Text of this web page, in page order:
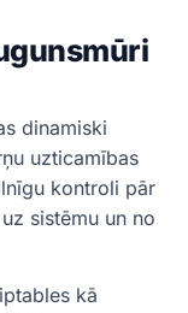
dinamiski
uzticamības
kontroli pār
sistēmu un no
kā